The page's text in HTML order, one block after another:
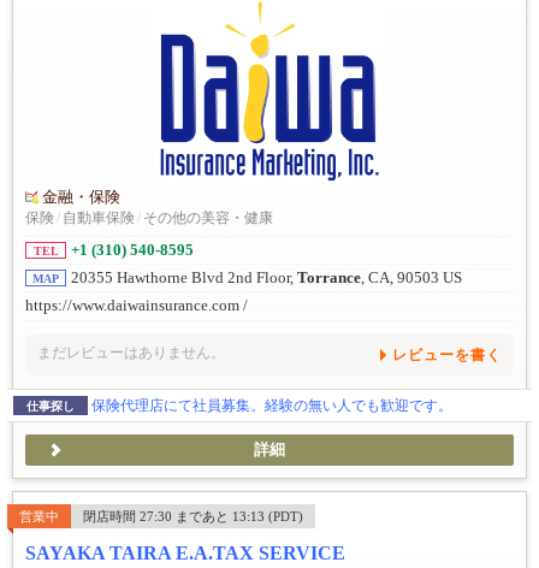
金融・保険
保険/ 自動車保険/ その他の美容・健康
TEL +1 (310) 540-8595
MAP 20355 Hawthorne Blvd 2nd Floor, Torrance, CA, 90503 US
https://www.daiwainsurance.com /
まだレビューはありません。 レビューを書く
仕事探し 保険代理店にて社員募集。経験の無い人でも歓迎です。
詳細
営業中 閉店時間 27:30 まであと 13:13 (PDT)
SAYAKA TAIRA E.A.TAX SERVICE